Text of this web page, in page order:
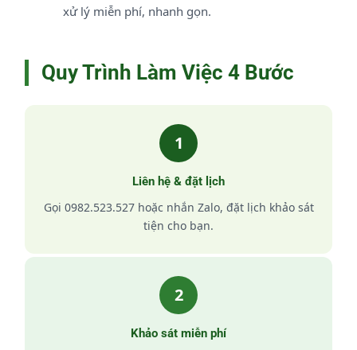
xử lý miễn phí, nhanh gọn.
Quy Trình Làm Việc 4 Bước
1
Liên hệ & đặt lịch
Gọi 0982.523.527 hoặc nhắn Zalo, đặt lịch khảo sát
tiện cho bạn.
2
Khảo sát miễn phí